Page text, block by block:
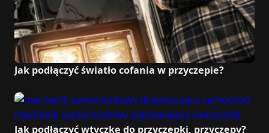
Jak podłączyć światło cofania w przyczepie?
Jak podłączyć wtyczkę do przyczepki, przyczepy?